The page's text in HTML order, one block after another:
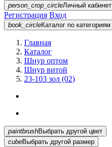
person_crop_circleЛичный кабинет
Регистрация Вход
book_circleКаталог по категориям
Главная
Каталог
Шнур оптом
Шнур витой
23-103 зол (02)
paintbrush
Выбрать другой цвет
cubeВыбрать другой размер